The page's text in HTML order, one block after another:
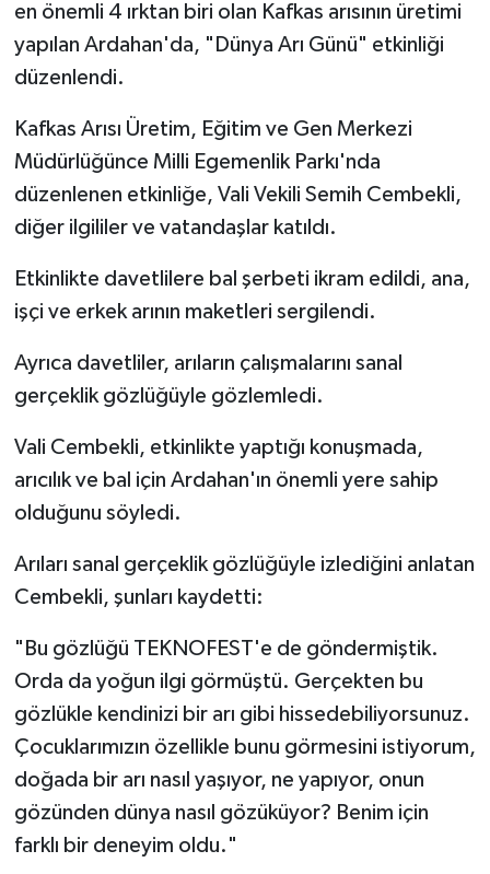
en önemli 4 ırktan biri olan Kafkas arısının üretimi
yapılan Ardahan'da, "Dünya Arı Günü" etkinliği
düzenlendi.
Kafkas Arısı Üretim, Eğitim ve Gen Merkezi
Müdürlüğünce Milli Egemenlik Parkı'nda
düzenlenen etkinliğe, Vali Vekili Semih Cembekli,
diğer ilgililer ve vatandaşlar katıldı.
Etkinlikte davetlilere bal şerbeti ikram edildi, ana,
işçi ve erkek arının maketleri sergilendi.
Ayrıca davetliler, arıların çalışmalarını sanal
gerçeklik gözlüğüyle gözlemledi.
Vali Cembekli, etkinlikte yaptığı konuşmada,
arıcılık ve bal için Ardahan'ın önemli yere sahip
olduğunu söyledi.
Arıları sanal gerçeklik gözlüğüyle izlediğini anlatan
Cembekli, şunları kaydetti:
"Bu gözlüğü TEKNOFEST'e de göndermiştik.
Orda da yoğun ilgi görmüştü. Gerçekten bu
gözlükle kendinizi bir arı gibi hissedebiliyorsunuz.
Çocuklarımızın özellikle bunu görmesini istiyorum,
doğada bir arı nasıl yaşıyor, ne yapıyor, onun
gözünden dünya nasıl gözüküyor? Benim için
farklı bir deneyim oldu."
YAŞAM
Yerel